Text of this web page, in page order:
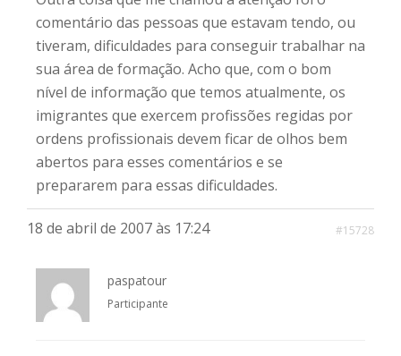
comentário das pessoas que estavam tendo, ou
tiveram, dificuldades para conseguir trabalhar na
sua área de formação. Acho que, com o bom
nível de informação que temos atualmente, os
imigrantes que exercem profissões regidas por
ordens profissionais devem ficar de olhos bem
abertos para esses comentários e se
prepararem para essas dificuldades.
18 de abril de 2007 às 17:24 #15728
paspatour
Participante